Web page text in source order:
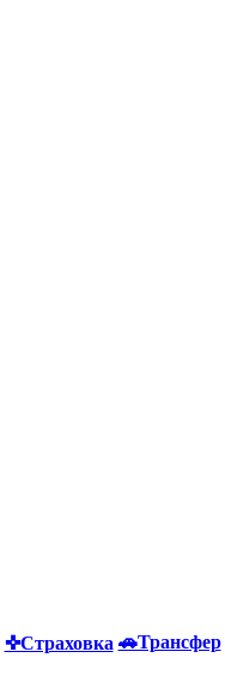
✜Страховка 🚗Трансфер